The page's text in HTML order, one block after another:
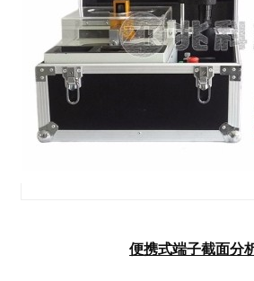
便携式端子截面分